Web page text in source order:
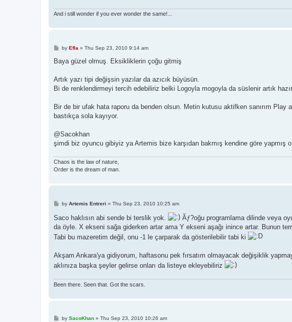
And i still wonder if you ever wonder the same!...
P
s
by Efla » Thu Sep 23, 2010 9:14 am
Baya güzel olmuş. Eksikliklerin çoğu gitmiş
Artık yazı tipi değişsin yazılar da azıcık büyüsün.
Bi de renklendirmeyi tercih edebiliriz belki Logoyla mogoyla da süslenir artık hazır
Bir de bir ufak hata raporu da benden olsun. Metin kutusu aktifken sanırım
bastıkça sola kayıyor.
@Sacokhan
şimdi biz oyuncu gibiyiz ya Artemis bize karşıdan bakmış kendine göre yapmış
Chaos is the law of nature,
Order is the dream of man.
P
t
by Artemis Entreri » Thu Sep 23, 2010 10:25 am
Saco haklısın abi sende bi terslik yok.
Ãƒ?oğu programlama dilinde veya
da öyle. X ekseni sağa giderken artar ama Y ekseni aşağı inince artar. Bunun
Tabi bu mazeretim değil, onu -1 le çarparak da gösterilebilir tabi ki
Akşam Ankara'ya gidiyorum, haftasonu pek fırsatım olmayacak değişiklik
aklınıza başka şeyler gelirse onları da listeye ekleyebiliriz
Been there. Seen that. Got the scars.
Pby SacoKhan» Thu Sep 23, 2010 10:26 am